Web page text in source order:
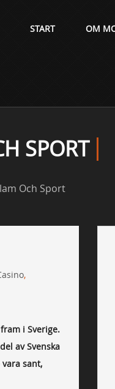
START OM
SPORT
Och Sport
,
i Sverige.
av Svenska
sant,